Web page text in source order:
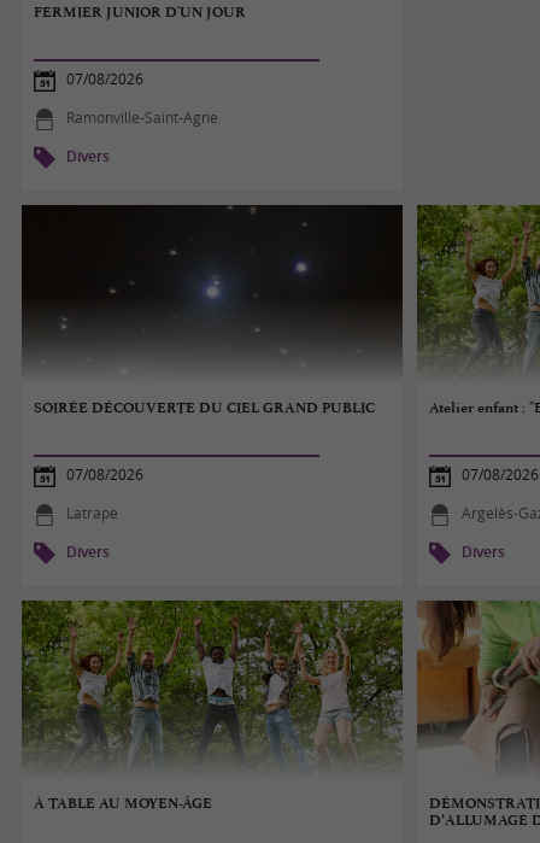
FERMIER JUNIOR D'UN JOUR
07/08/2026
Ramonville-Saint-Agne
Divers
SOIRÉE DÉCOUVERTE DU CIEL GRAND PUBLIC
07/08/2026
Latrape
Divers
Atelier enfant :
07/08/2026
Argelès-
Divers
À TABLE AU MOYEN-ÂGE
D’ALLUMAGE